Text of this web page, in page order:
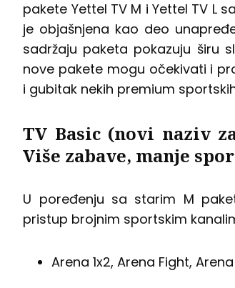
pakete Yettel TV M i Yettel TV L
je objašnjena kao deo
sadržaju paketa pokazuju širu
nove pakete mogu očekivati i
i gubitak nekih premium
TV Basic (novi naziv
Više zabave, manje
U poređenju sa starim M
pristup brojnim sportskim
Arena 1x2, Arena Fight,